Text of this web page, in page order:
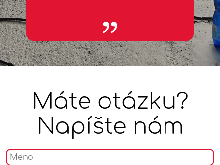
špecifikách zraniteľných skupín, ich prekážkach a
potrebách.
Výsledkom sú napríklad:
architekti, ktorí pri dizajne budov, interiérov a
exteriérov majú vnútornú motiváciu myslieť na potreby
ľudí so zmyslovým alebo telesným hendikepom
formovanie postojov spoločnosti k zraniteľným
skupinám
dizajnéri, ktorí myslia na potreby ľudí s hendikepom a
tvoria kolekcie a návrhy s ohľadom na prístupnosť aj
pre tieto cieľové skupiny
zodpovednosť a lepšie rozumejú príčinám konania a
prežívaniu ľudí zo zraniteľných skupín
Máte otázku?
Napíšte nám